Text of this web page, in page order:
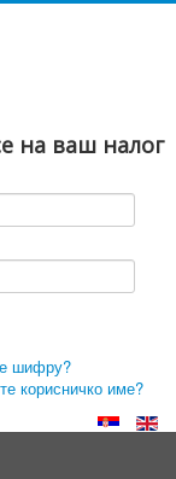
на ваш налог
шифру?
корисничко име?